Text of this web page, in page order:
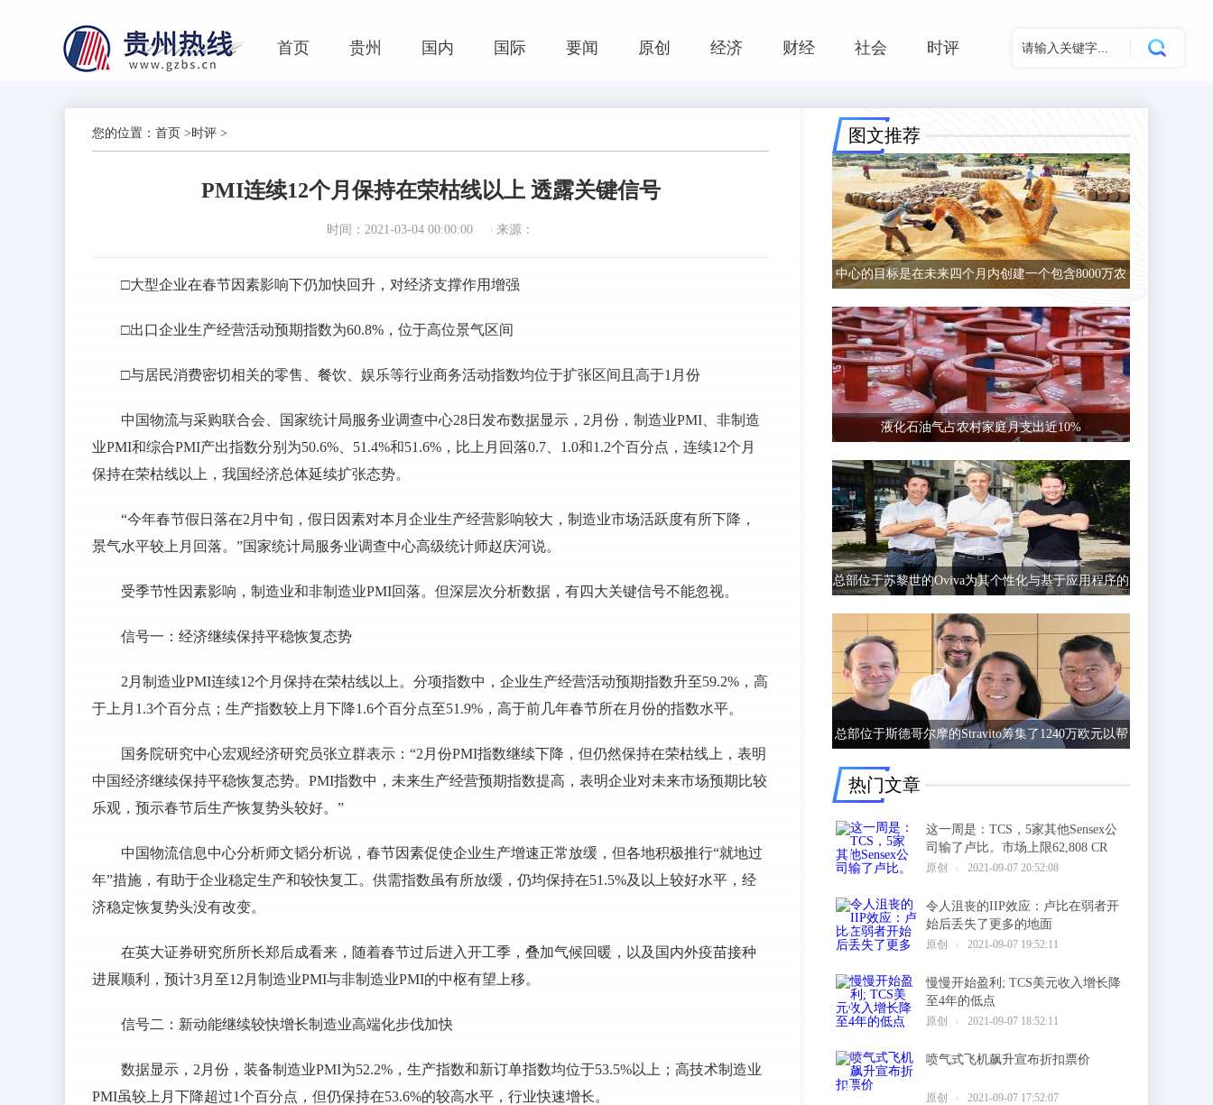
首页 贵州 国内 国际 要闻 原创 经济 财经 社会 时评
您的位置： 首页 >时评 >
PMI连续12个月保持在荣枯线以上 透露关键信号
时间：2021-03-04 00:00:00 来源：
□大型企业在春节因素影响下仍加快回升，对经济支撑作用增强
□出口企业生产经营活动预期指数为60.8%，位于高位景气区间
□与居民消费密切相关的零售、餐饮、娱乐等行业商务活动指数均位于扩张区间且高于1月份
中国物流与采购联合会、国家统计局服务业调查中心28日发布数据显示，2月份，制造业PMI、非制造
业PMI和综合PMI产出指数分别为50.6%、51.4%和51.6%，比上月回落0.7、1.0和1.2个百分点，连续12个月
保持在荣枯线以上，我国经济总体延续扩张态势。
“今年春节假日落在2月中旬，假日因素对本月企业生产经营影响较大，制造业市场活跃度有所下降，
景气水平较上月回落。”国家统计局服务业调查中心高级统计师赵庆河说。
受季节性因素影响，制造业和非制造业PMI回落。但深层次分析数据，有四大关键信号不能忽视。
信号一：经济继续保持平稳恢复态势
2月制造业PMI连续12个月保持在荣枯线以上。分项指数中，企业生产经营活动预期指数升至59.2%，高
于上月1.3个百分点；生产指数较上月下降1.6个百分点至51.9%，高于前几年春节所在月份的指数水平。
国务院研究中心宏观经济研究员张立群表示：“2月份PMI指数继续下降，但仍然保持在荣枯线上，表明
中国经济继续保持平稳恢复态势。PMI指数中，未来生产经营预期指数提高，表明企业对未来市场预期比较
乐观，预示春节后生产恢复势头较好。”
中国物流信息中心分析师文韬分析说，春节因素促使企业生产增速正常放缓，但各地积极推行“就地过
年”措施，有助于企业稳定生产和较快复工。供需指数虽有所放缓，仍均保持在51.5%及以上较好水平，经
济稳定恢复势头没有改变。
在英大证券研究所所长郑后成看来，随着春节过后进入开工季，叠加气候回暖，以及国内外疫苗接种
进展顺利，预计3月至12月制造业PMI与非制造业PMI的中枢有望上移。
信号二：新动能继续较快增长制造业高端化步伐加快
数据显示，2月份，装备制造业PMI为52.2%，生产指数和新订单指数均位于53.5%以上；高技术制造业
PMI虽较上月下降超过1个百分点，但仍保持在53.6%的较高水平，行业快速增长。
图文推荐
中心的目标是在未来四个月内创建一个包含8000万农
液化石油气占农村家庭月支出近10%
总部位于苏黎世的Oviva为其个性化与基于应用程序的
总部位于斯德哥尔摩的Stravito筹集了1240万欧元以帮
热门文章
这一周是：TCS，5家其他Sensex公
司输了卢比。市场上限62,808 CR
原创 2021-09-07 20:52:08
1
令人沮丧的IIP效应：卢比在弱者开
始后丢失了更多的地面
原创 2021-09-07 19:52:11
2
慢慢开始盈利; TCS美元收入增长降
至4年的低点
原创 2021-09-07 18:52:11
3
喷气式飞机飙升宣布折扣票价
原创 2021-09-07 17:52:07
4